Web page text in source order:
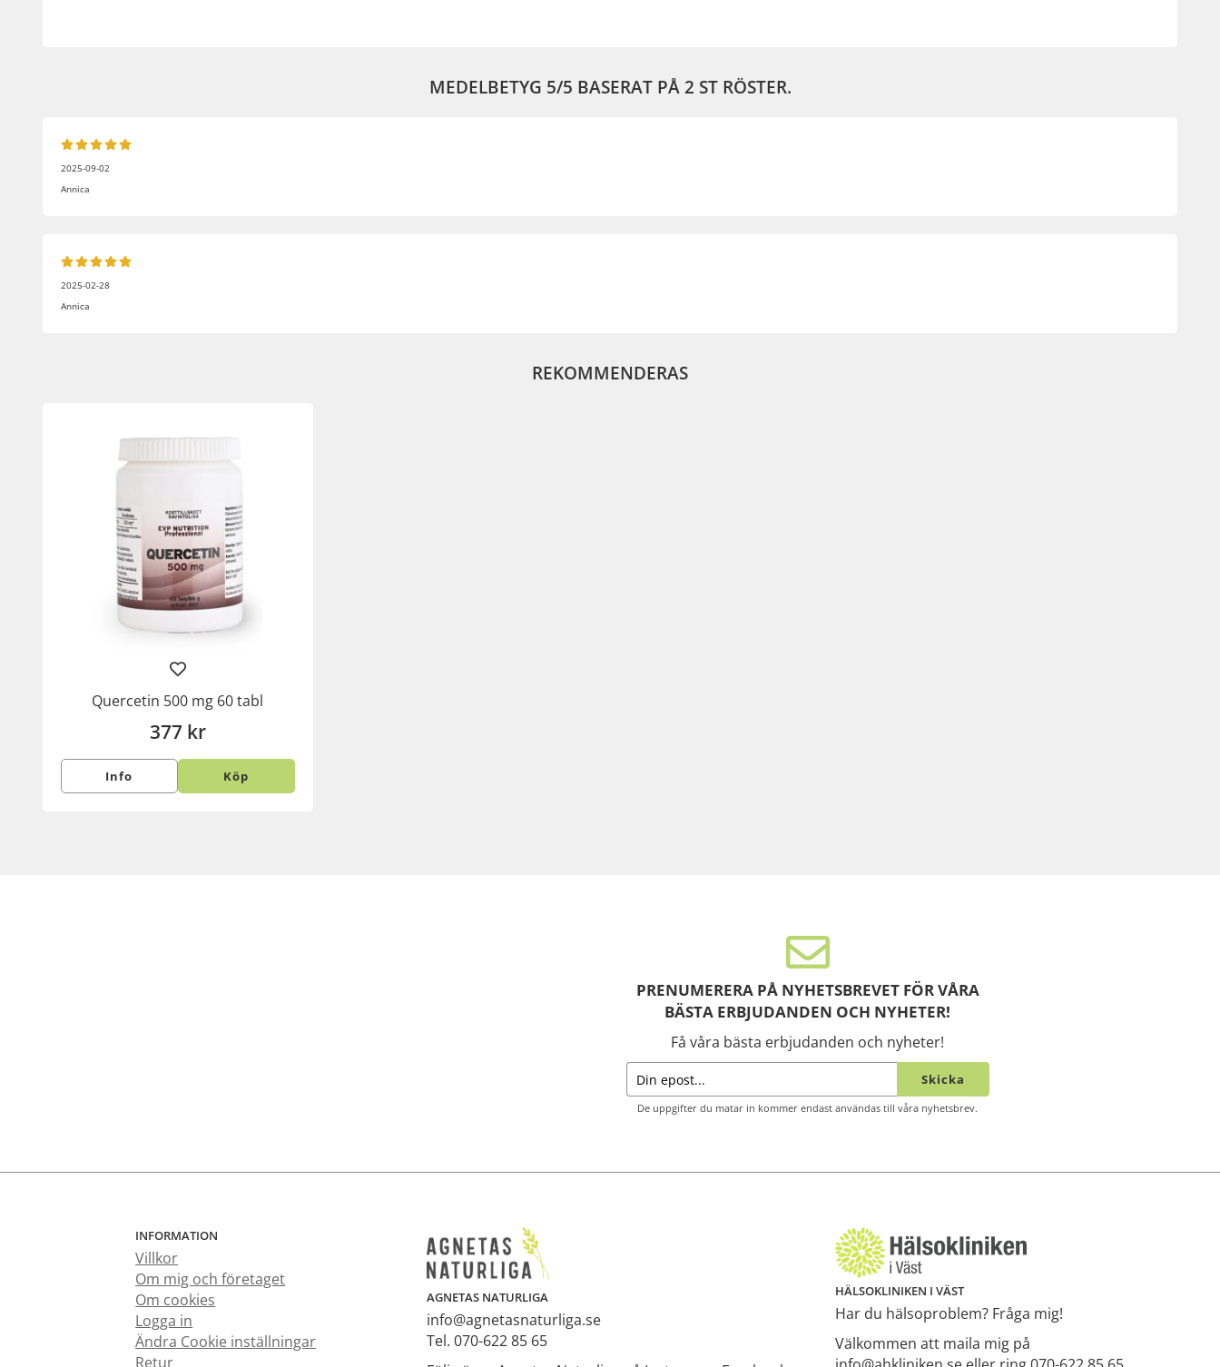
MEDELBETYG 5/5 BASERAT PÅ2 ST RÖSTER.
2025-09-02
Annica
2025-02-28
Annica
REKOMMENDERAS
Quercetin 500 mg 60 tabl
377 kr
Info Köp
PRENUMERERA PÅ NYHETSBREVET FÖR VÅRA
BÄSTA ERBJUDANDEN OCH NYHETER!
Få våra bästa erbjudanden och nyheter!
Skicka
De uppgifter du matar in kommer endast användas till våra nyhetsbrev.
INFORMATION
Villkor
Om mig och företaget
Om cookies
Logga in
Ändra Cookie inställningar
Retur
AGNETAS NATURLIGA
info@agnetasnaturliga.se
Tel. 070-622 85 65
HÄLSOKLINIKEN I VÄST
Har du hälsoproblem? Fråga mig!
Välkommen att maila mig på